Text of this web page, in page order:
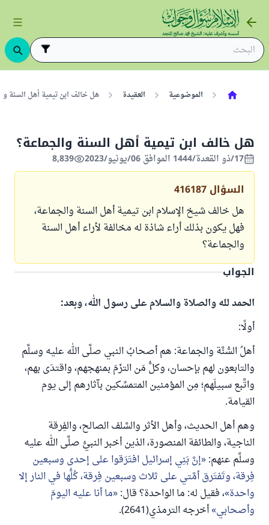
الموضوعية العقيدة هل خالف ابن تيمية أهل السنة
هل خالف ابن تيمية أهل السنة والجماعة؟
17/ذو القعدة/1444 الموافق 06/يونيو/2023 8,839
السؤال 416187
هل خالف شيخ الإسلام ابن تيمية أهل السنة والجماعة،
فهل يكون بذلك أراء شاذة له مخالفة لأراء أهل السنة
والجماعة؟
الجواب
الحمد لله والصلاة والسلام على رسول الله، وبعد:
أولًا:
أهلُ السُّنَّة والجماعة: هم أصحابُ النبي صلَّى الله عليه وسلَّم
والتابعون لهم بإحسان، وكلُّ مَن التزَمَ بمنهجهم، واقتدَى بهم،
واتَّبع سبيلَهم؛ مِن المؤمنين المتمسِّكين بآثارهم إلى يوم
القيامة.
وهم أهل الحديث، وأهل الأثر والسَّلف الصالح، والفِرقة
الناجية، والطائفة المنصورة، الذين أخبر النبيُّ صلَّى الله عليه
وسلَّم عنهم: إنَّ بَنِي إسرائيل افتَرَقوا على إحدى وسبعين
فِرقة، وتَفتَرق أمَّتي على ثلاث وسبعين فِرقة، كُلُّها في النار إلا
واحدة ، فقيل له: ما الواحدة؟ قال: ما أنا عليه اليومَ
وأصحابي أخرجه الترمذي(2641).